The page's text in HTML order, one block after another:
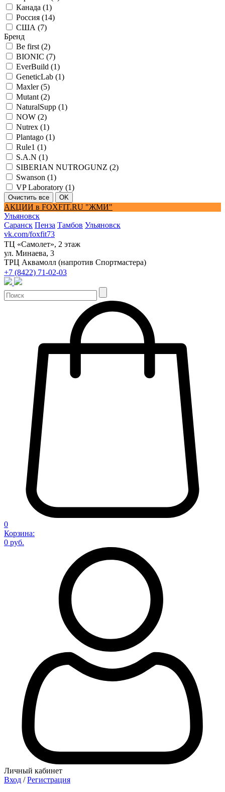
Канада (1)
Россия (14)
США (7)
Бренд
Be first (2)
BIONIC (7)
EverBuild (1)
GeneticLab (1)
Maxler (5)
Mutant (2)
NaturalSupp (1)
NOW (2)
Nutrex (1)
Plantago (1)
Rule1 (1)
S.A.N (1)
SIBERIAN NUTROGUNZ (2)
Swanson (1)
VP Laboratory (1)
АКЦИИ в FOXFIT.RU "ЖМИ"
Ульяновск
Саранск Пенза Тамбов Ульяновск
vk.com/foxfit73
ТЦ «Самолет», 2 этаж
ул. Минаева, 3
ТРЦ Аквамолл (напротив Спортмастера)
+7 (8422) 71-02-03
0
Корзина:
0 руб.
Личный кабинет
Вход / Регистрация